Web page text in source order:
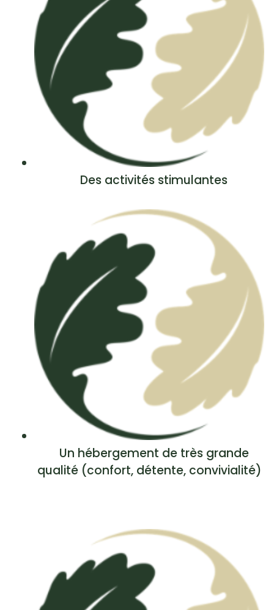
Des activités stimulantes
Un hébergement de très grande
qualité (confort, détente, convivialité)